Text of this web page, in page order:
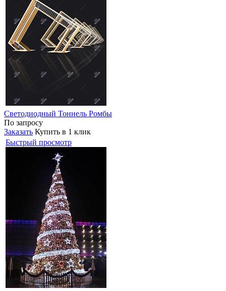
Светодиодный Тоннель Ромбы
По запросу
Заказать Купить в 1 клик
Быстрый просмотр